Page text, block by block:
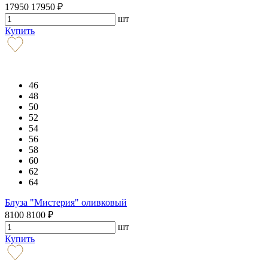
17950 17950 ₽
шт
Купить
46
48
50
52
54
56
58
60
62
64
Блуза "Мистерия" оливковый
8100 8100 ₽
шт
Купить